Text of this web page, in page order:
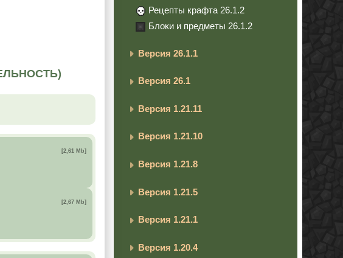
[2,61 Mb]
[2,67 Mb]
Рецепты крафта 26.1.2
Блоки и предметы 26.1.2
Версия 26.1.1
Версия 26.1
Версия 1.21.11
Версия 1.21.10
Версия 1.21.8
Версия 1.21.5
Версия 1.21.1
Версия 1.20.4